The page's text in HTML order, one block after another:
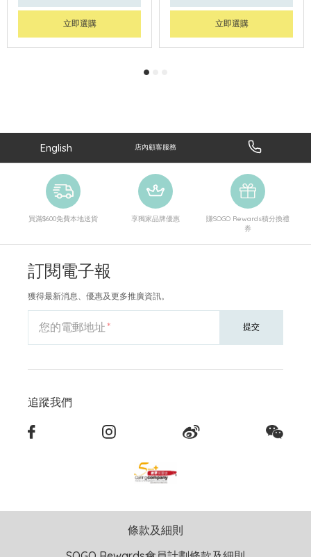
立即選購 立即選購
English 店內顧客服務
買滿$600免費本地送貨 享獨家品牌優惠
賺SOGO Rewards積分換禮
券
訂閱電子報
獲得最新消息、優惠及更多推廣資訊。
您的電郵地址 提交
追蹤我們
條款及細則